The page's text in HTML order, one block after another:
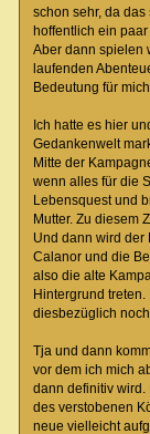
schon sehr, da
hoffentlich ein
Aber dann spielen
laufenden
Bedeutung für mich.
Ich hatte es hier
Gedankenwelt
Mitte der
wenn alles für die
Lebensquest und
Mutter. Zu diesem
Und dann wird der
Calanor und die
also die alte
Hintergrund
diesbezüglich
Tja und dann
vor dem ich mich
dann definitiv wird.
des verstobenen
neue vielleicht